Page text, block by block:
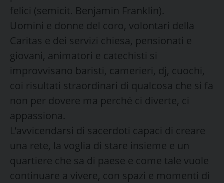
felici (semicit. Benjamin Franklin).
Uomini e donne del coro, volontari della
Caritas e dei servizi chiesa, pensionati e
giovani, animatori e catechisti si
improvvisano baristi, camerieri, dj, cuochi,
coi risultati straordinari di qualcosa che si fa
non per dovere ma perché ci diverte, ci
appassiona.
L’avvicendarsi di sacerdoti capaci di creare
una rete, la voglia di stare insieme e un
quartiere che sa di paese e come tale vuole
continuare a vivere, con spazi e momenti di